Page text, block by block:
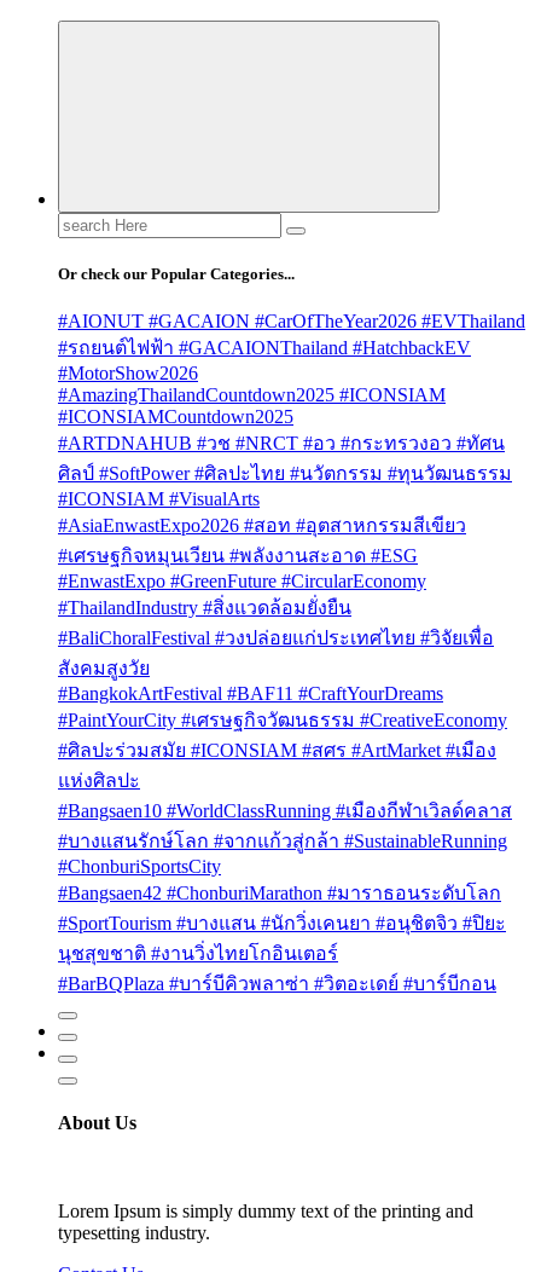
Search
for:
Or check our Popular Categories...
#AIONUT #GACAION #CarOfTheYear2026 #EVThailand
#รถยนต์ไฟฟ้า #GACAIONThailand #HatchbackEV
#MotorShow2026
#AmazingThailandCountdown2025 #ICONSIAM
#ICONSIAMCountdown2025
#ARTDNAHUB #วช #NRCT #อว #กระทรวงอว #ทัศน
ศิลป์ #SoftPower #ศิลปะไทย #นวัตกรรม #ทุนวัฒนธรรม
#ICONSIAM #VisualArts
#AsiaEnwastExpo2026 #สอท #อุตสาหกรรมสีเขียว
#เศรษฐกิจหมุนเวียน #พลังงานสะอาด #ESG
#EnwastExpo #GreenFuture #CircularEconomy
#ThailandIndustry #สิ่งแวดล้อมยั่งยืน
#BaliChoralFestival #วงปล่อยแก่ประเทศไทย #วิจัยเพื่อ
สังคมสูงวัย
#BangkokArtFestival #BAF11 #CraftYourDreams
#PaintYourCity #เศรษฐกิจวัฒนธรรม #CreativeEconomy
#ศิลปะร่วมสมัย #ICONSIAM #สศร #ArtMarket #เมือง
แห่งศิลปะ
#Bangsaen10 #WorldClassRunning #เมืองกีฬาเวิลด์คลาส
#บางแสนรักษ์โลก #จากแก้วสู่กล้า #SustainableRunning
#ChonburiSportsCity
#Bangsaen42 #ChonburiMarathon #มาราธอนระดับโลก
#SportTourism #บางแสน #นักวิ่งเคนยา #อนุชิตจิว #ปิยะ
นุชสุขชาติ #งานวิ่งไทยโกอินเตอร์
#BarBQPlaza #บาร์บีคิวพลาซ่า #วิตอะเดย์ #บาร์บีกอน
About Us
Lorem Ipsum is simply dummy text of the printing and
typesetting industry.